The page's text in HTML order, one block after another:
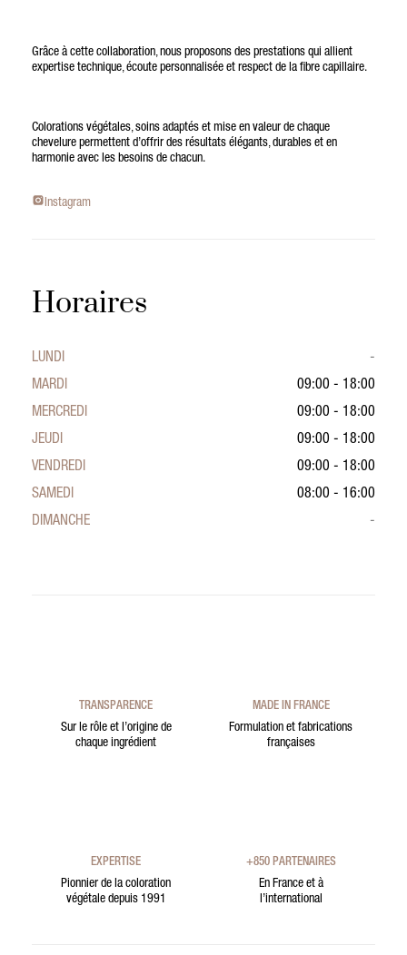
Grâce à cette collaboration, nous proposons des prestations qui allient
expertise technique, écoute personnalisée et respect de la fibre capillaire.
Colorations végétales, soins adaptés et mise en valeur de chaque
chevelure permettent d’offrir des résultats élégants, durables et en
harmonie avec les besoins de chacun.
Instagram
Horaires
LUNDI
-
MARDI
09:00 - 18:00
MERCREDI
09:00 - 18:00
JEUDI
09:00 - 18:00
VENDREDI
09:00 - 18:00
SAMEDI
08:00 - 16:00
DIMANCHE
-
TRANSPARENCE
Sur le rôle et l’origine de
chaque ingrédient
MADE IN FRANCE
Formulation et fabrications
françaises
EXPERTISE
Pionnier de la coloration
végétale depuis 1991
+850 PARTENAIRES
En France et à
l’international